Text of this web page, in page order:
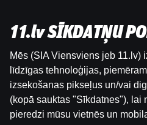
Šai spēlei nav pieejama
pieslēdzies, lai
11.lv SĪKDATŅU
Mēs (SIA Viensviens jeb 11.lv)
līdzīgas tehnoloģijas,
izsekošanas pikseļus un/vai
(kopā sauktas "Sīkdatnes"), lai
pieredzi mūsu vietnēs un